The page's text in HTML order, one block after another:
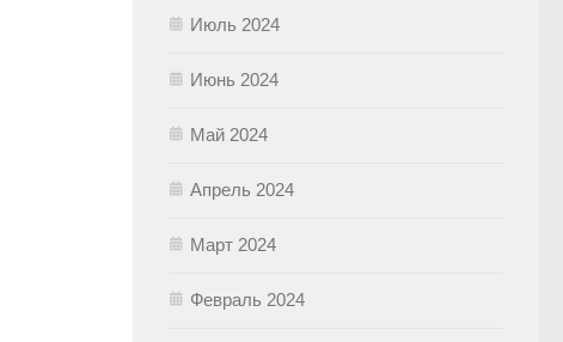
Июль 2024
Июнь 2024
Май 2024
Апрель 2024
Март 2024
Февраль 2024